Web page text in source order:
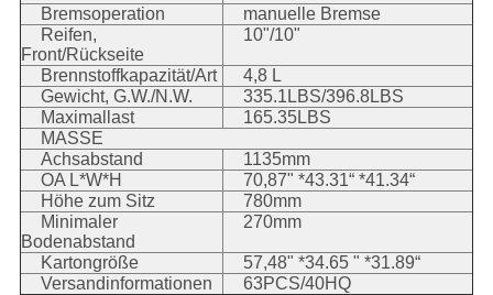
Bremsoperation
manuelle Bremse
Reifen,
Front/Rückseite
10"/10"
Brennstoffkapazität/Art
4,8 L
Gewicht, G.W./N.W.
335.1LBS/396.8LBS
Maximallast
165.35LBS
MASSE
Achsabstand
1135mm
OA L*W*H
70,87" *43.31“ *41.34“
Höhe zum Sitz
780mm
Minimaler
Bodenabstand
270mm
Kartongröße
57,48" *34.65 " *31.89“
Versandinformationen
63PCS/40HQ